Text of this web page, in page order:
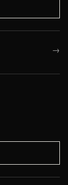
→
30